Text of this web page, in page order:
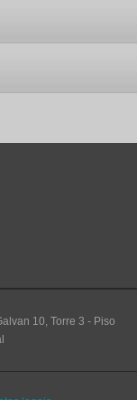
10, Torre 3 - Piso